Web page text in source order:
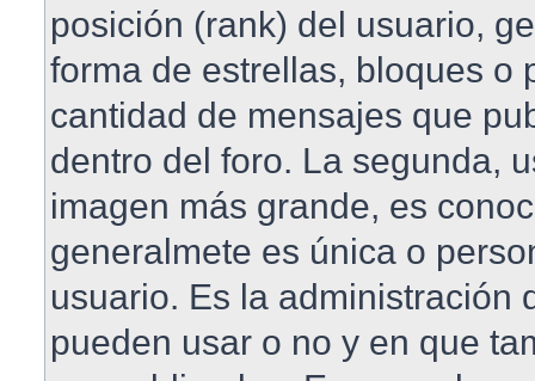
posición (rank) del usuario,
forma de estrellas, bloques o
cantidad de mensajes que
dentro del foro. La segunda,
imagen más grande, es
generalmete es única o
usuario. Es la administración
pueden usar o no y en que